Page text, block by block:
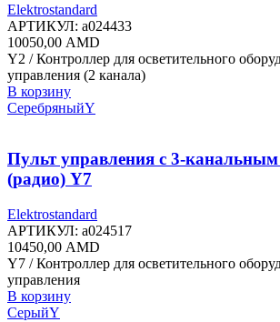
Elektrostandard
АРТИКУЛ: a024433
10050,00 AMD
Y2 / Контроллер для осветительного
управления (2 канала)
В корзину
СеребряныйY
Пульт управления с 3-
(радио) Y7
Elektrostandard
АРТИКУЛ: a024517
10450,00 AMD
Y7 / Контроллер для осветительного
управления
В корзину
СерыйY